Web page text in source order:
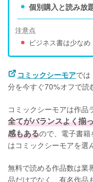
個別購入と読み放
注意点
ビジネス書は少なめ
コミックシーモアで
分を今すぐ70%オフで読
コミックシーモアは作品
全てがバランスよく揃
感もあるので、電子書
はコミックシーモアを選
無料で読める作品数は業
品だけでなく、有名作品